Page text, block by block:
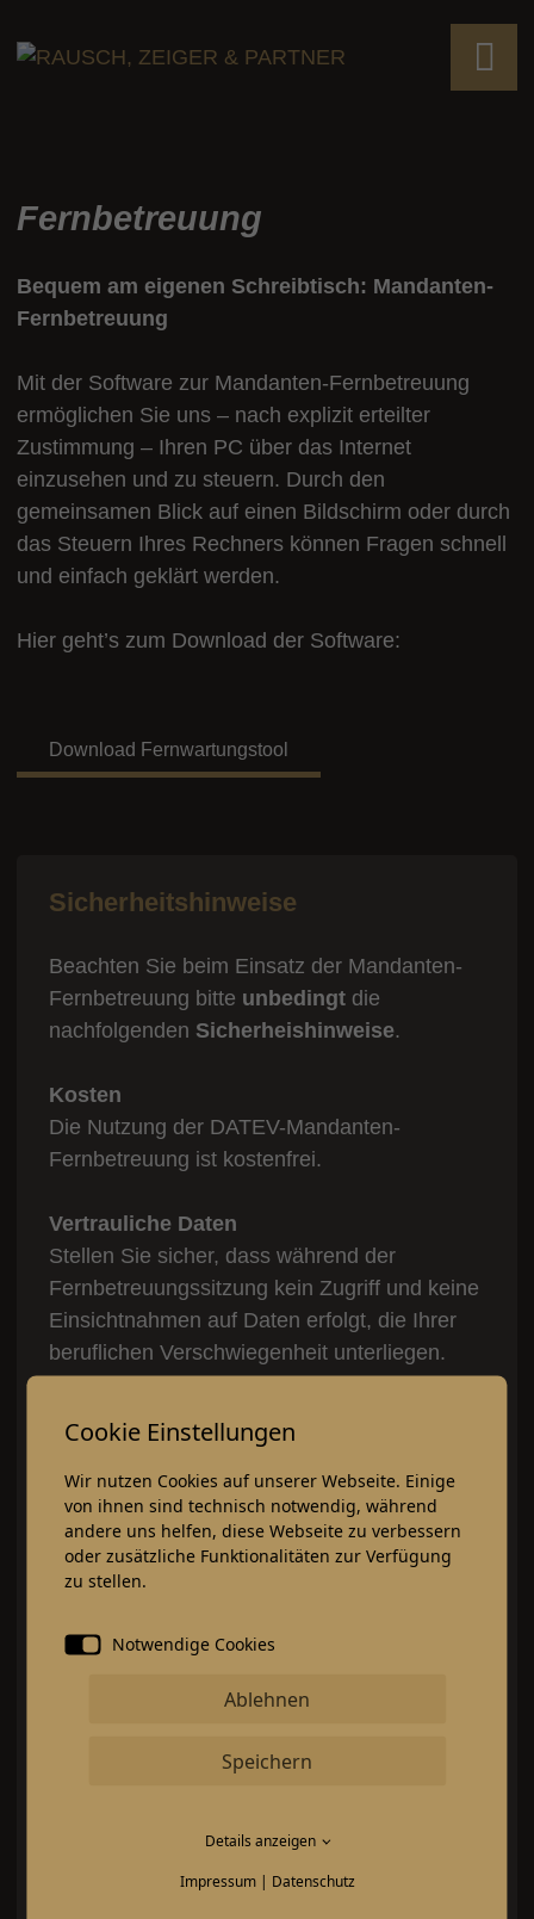
Fernbetreuung
Bequem am eigenen Schreibtisch: Mandanten-
Fernbetreuung
Mit der Software zur Mandanten-Fernbetreuung
ermöglichen Sie uns – nach explizit erteilter
Zustimmung – Ihren PC über das Internet
einzusehen und zu steuern. Durch den
gemeinsamen Blick auf einen Bildschirm oder durch
das Steuern Ihres Rechners können Fragen schnell
und einfach geklärt werden.
Hier geht’s zum Download der Software:
Download Fernwartungstool
Sicherheitshinweise
Beachten Sie beim Einsatz der Mandanten-
Fernbetreuung bitte unbedingt die
nachfolgenden Sicherheishinweise.
Kosten
Die Nutzung der DATEV-Mandanten-
Fernbetreuung ist kostenfrei.
Vertrauliche Daten
Stellen Sie sicher, dass während der
Fernbetreuungssitzung kein Zugriff und keine
Einsichtnahmen auf Daten erfolgt, die Ihrer
beruflichen Verschwiegenheit unterliegen.
Freigegebene Aktionen
Wenn Sie eine Applikation freigegeben
haben, werden alle damit möglichen Aktionen
freigeschaltet. Z. B. kann über einen Link in
einem Text auch ein Internet-Browser starten,
der nicht freigeschaltet ist.
Anwendungen schließen
benötigten Anwendungen. Ausgeblendete, im
ungewollt Informationen anzeigen, z.B.
Cookie Einstellungen
Wir nutzen Cookies auf unserer Webseite. Einige
von ihnen sind technisch notwendig, während
andere uns helfen, diese Webseite zu verbessern
oder zusätzliche Funktionalitäten zur Verfügung
zu stellen.
Notwendige Cookies
Ablehnen
Speichern
Details anzeigen
Impressum| Datenschutz